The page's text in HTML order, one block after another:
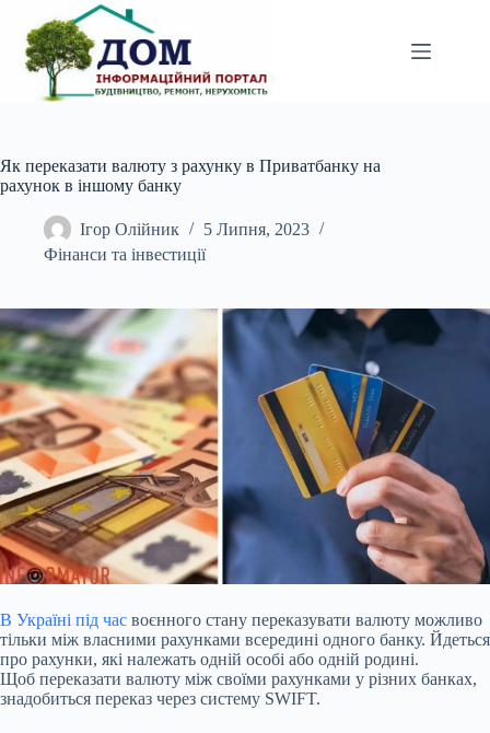
вмісту
Як переказати валюту з рахунку в Приватбанку на
рахунок в іншому банку
Ігор Олійник
5 Липня, 2023
Фінанси та інвестиції
В Україні під час воєнного стану переказувати валюту можливо
тільки між власними рахунками всередині одного банку. Йдеться
про рахунки, які належать одній особі або одній родині.
Щоб переказати валюту між своїми рахунками у різних банках,
знадобиться переказ через систему SWIFT.